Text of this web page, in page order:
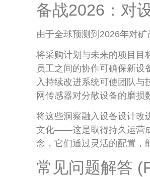
备战2026：对
由于全球预测到2026年对
将采购计划与未来的项目目
员工之间的协作可确保新设
入持续改进系统可使团队
网传感器对分散设备的磨损
将这些洞察融入设备设计改
文化——这是取得持久运营
念，它们通过灵活的配置，
常见问题解答